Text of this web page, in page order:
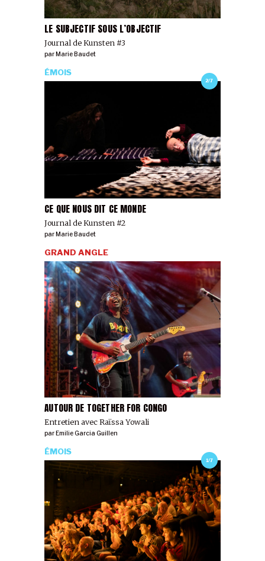
LE SUBJECTIF SOUS L’OBJECTIF
Journal de Kunsten #3
parMarie Baudet
2/7
CE QUE NOUS DIT CE MONDE
Journal de Kunsten #2
ÉMOIS
parMarie Baudet
AUTOUR DE TOGETHER FOR CONGO
Entretien avec Raïssa Yowali
GRAND ANGLE
par Emilie Garcia Guillen
1/7
ÉMOIS